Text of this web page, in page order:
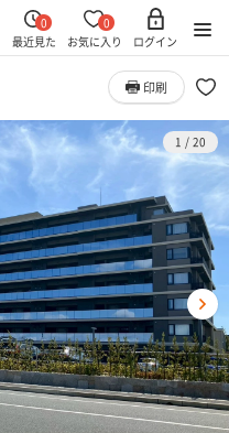
0
最近見た
0
お気に入り
ログイン
印刷
1 / 20